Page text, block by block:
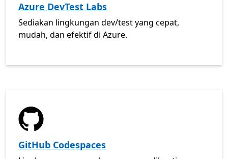
Azure DevTest Labs
Sediakan lingkungan dev/test yang cepat,
mudah, dan efektif di Azure.
GitHub Codespaces